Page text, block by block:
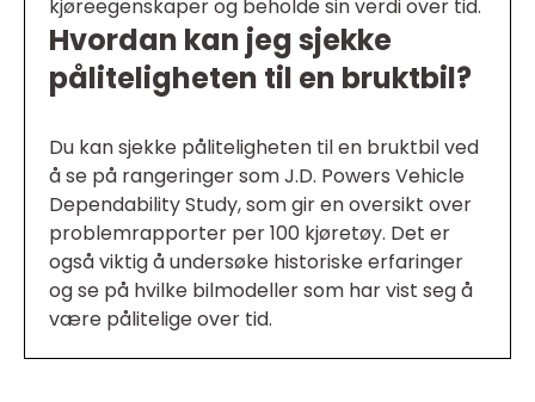
kjøreegenskaper og beholde sin verdi over tid.
Hvordan kan jeg sjekke
påliteligheten til en bruktbil?
Du kan sjekke påliteligheten til en bruktbil ved
å se på rangeringer som J.D. Powers Vehicle
Dependability Study, som gir en oversikt over
problemrapporter per 100 kjøretøy. Det er
også viktig å undersøke historiske erfaringer
og se på hvilke bilmodeller som har vist seg å
være pålitelige over tid.